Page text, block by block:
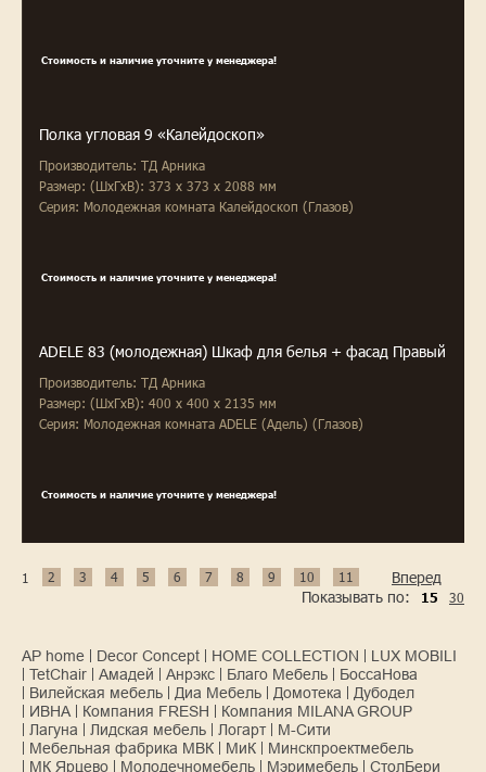
Стоимость и наличие уточните у менеджера!
Полка угловая 9 «Калейдоскоп»
Производитель: ТД Арника
Размер: (ШxГxВ): 373 x 373 x 2088 мм
Серия: Молодежная комната Калейдоскоп (Глазов)
Стоимость и наличие уточните у менеджера!
ADELE 83 (молодежная) Шкаф для белья + фасад Правый
Производитель: ТД Арника
Размер: (ШxГxВ): 400 x 400 x 2135 мм
Серия: Молодежная комната ADELE (Адель) (Глазов)
Стоимость и наличие уточните у менеджера!
1 2 3 4 5 6 7 8 9 10 11
Вперед
Показывать по:
15 30
AP home Decor Concept HOME COLLECTION
LUX MOBILI
TetChair
Амадей Анрэкс Благо Мебель
БоссаНова
Вилейская мебель
Диа Мебель Домотека
Дубодел
ИВНА
Компания FRESH
Компания MILANA GROUP
Лагуна
Лидская мебель Логарт
М-Сити
Мебельная фабрика МВК
МиК
Минскпроектмебель
МК Ярцево
Молодечномебель Мэримебель
СтолБери